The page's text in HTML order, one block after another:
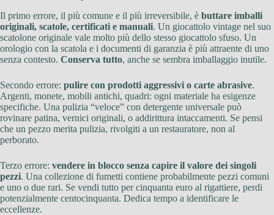
Il primo errore, il più comune e il più irreversibile, è buttare imballi
originali, scatole, certificati e manuali. Un giocattolo vintage nel suo
scatolone originale vale molto più dello stesso giocattolo sfuso. Un
orologio con la scatola e i documenti di garanzia è più attraente di uno
senza contesto. Conserva tutto, anche se sembra imballaggio inutile.
Secondo errore: pulire con prodotti aggressivi o carte abrasive.
Argenti, monete, mobili antichi, quadri: ogni materiale ha esigenze
specifiche. Una pulizia “veloce” con detergente universale può
rovinare patina, vernici originali, o addirittura intaccamenti. Se pensi
che un pezzo merita pulizia, rivolgiti a un restauratore, non al
perborato.
Terzo errore: vendere in blocco senza capire il valore dei singoli
pezzi. Una collezione di fumetti contiene probabilmente pezzi comuni
e uno o due rari. Se vendi tutto per cinquanta euro al rigattiere, perdi
potenzialmente centocinquanta. Dedica tempo a identificare le
eccellenze.